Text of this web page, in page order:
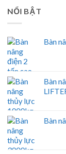
NỔI BẬT
Bàn
Bàn
Bàn